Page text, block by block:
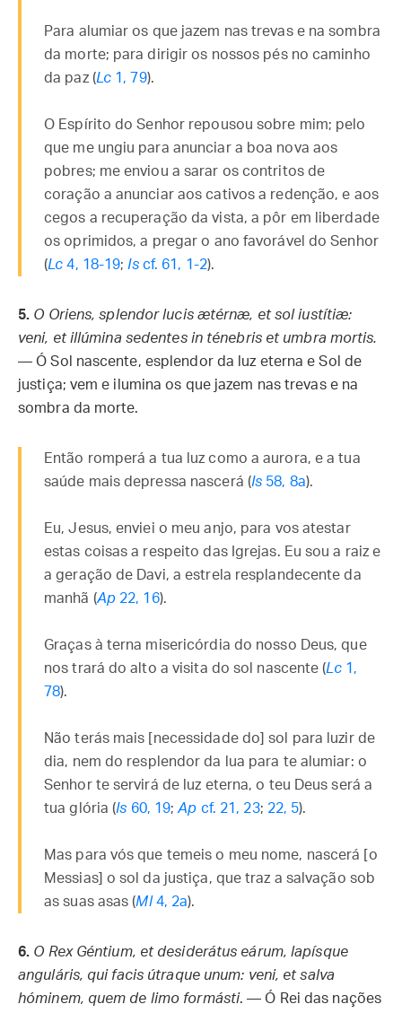
Para alumiar os que jazem nas trevas e na sombra
da morte; para dirigir os nossos pés no caminho
da paz (Lc 1, 79).
O Espírito do Senhor repousou sobre mim; pelo
que me ungiu para anunciar a boa nova aos
pobres; me enviou a sarar os contritos de
coração a anunciar aos cativos a redenção, e aos
cegos a recuperação da vista, a pôr em liberdade
os oprimidos, a pregar o ano favorável do Senhor
(Lc 4, 18-19; Iscf. 61, 1-2).
5. O Oriens, splendor lucis ætérnæ, et sol iustítiæ:
veni, et illúmina sedentes in ténebris et umbra mortis.
— Ó Sol nascente, esplendor da luz eterna e Sol de
justiça; vem e ilumina os que jazem nas trevas e na
sombra da morte.
Então romperá a tua luz como a aurora, e a tua
saúde mais depressa nascerá (Is 58, 8a).
Eu, Jesus, enviei o meu anjo, para vos atestar
estas coisas a respeito das Igrejas. Eu sou a raiz e
a geração de Davi, a estrela resplandecente da
manhã (Ap22, 16).
Graças à terna misericórdia do nosso Deus, que
nos trará do alto a visita do sol nascente (Lc1,
78).
Não terás mais [necessidade do] sol para luzir de
dia, nem do resplendor da lua para te alumiar: o
Senhor te servirá de luz eterna, o teu Deus será a
tua glória (Is 60, 19;Ap cf. 21, 23; 22, 5).
Mas para vós que temeis o meu nome, nascerá [o
Messias] o sol da justiça, que traz a salvação sob
as suas asas (Ml4, 2a).
6. O Rex Géntium, et desiderátus eárum, lapísque
anguláris, qui facis útraque unum: veni, et salva
hóminem, quem de limo formásti. — Ó Rei das nações